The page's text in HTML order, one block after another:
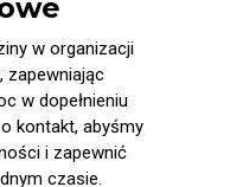
w organizacji
zapewniając
w dopełnieniu
kontakt, abyśmy
i zapewnić
czasie.